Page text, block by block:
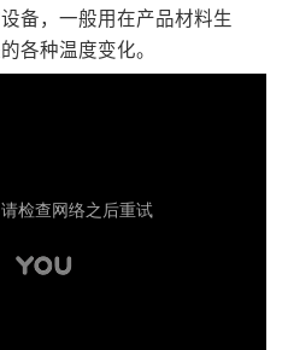
备，一般用在产品材料生
各种温度变化。